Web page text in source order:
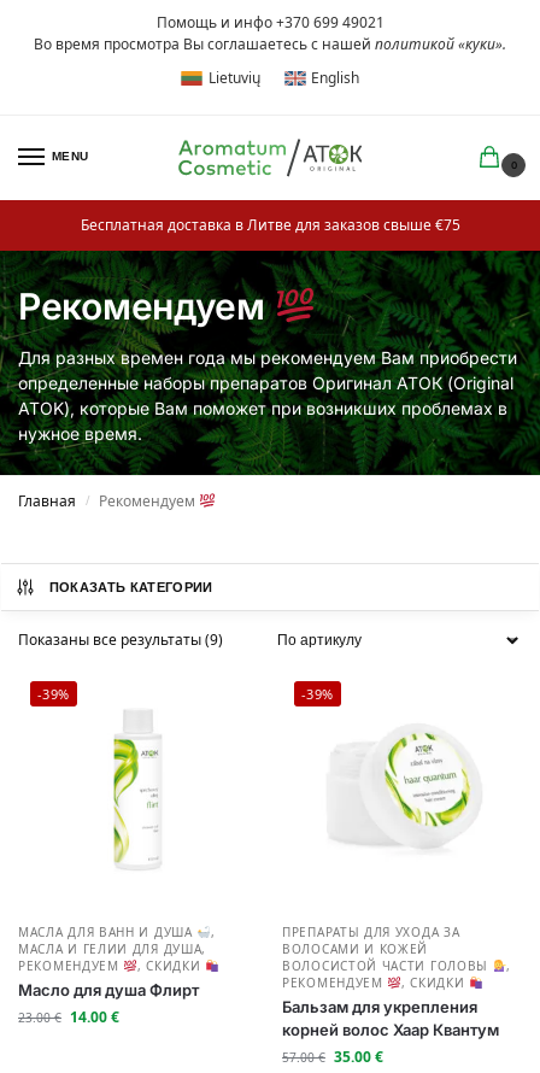
Помощь и инфо +370 699 49021
Во время просмотра Вы соглашаетесь с нашей политикой «куки».
Lietuvių
English
MENU
0
Бесплатная доставка в Литве для заказов свыше €75
Рекомендуем
Для разных времен года мы рекомендуем Вам приобрести
определенные наборы препаратов Оригинал АТОК (Original
ATOK), которые Вам поможет при возникших проблемах в
нужное время.
Главная / Рекомендуем
ПОКАЗАТЬ КАТЕГОРИИ
Показаны все результаты (9)
-39%
МАСЛА ДЛЯ ВАНН И ДУША
,
МАСЛА И ГЕЛИИ ДЛЯ ДУША,
РЕКОМЕНДУЕМ
,СКИДКИ
Масло для душа Флирт
23.00€ 14.00€
-39%
ПРЕПАРАТЫ ДЛЯ УХОДА ЗА
ВОЛОСАМИ И КОЖЕЙ
ВОЛОСИСТОЙ ЧАСТИ ГОЛОВЫ
,
РЕКОМЕНДУЕМ
,СКИДКИ
Бальзам для укрепления
корней волос Хаар Квантум
57.00€ 35.00€